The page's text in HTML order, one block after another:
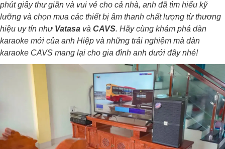
phút giây thư giãn và vui vẻ cho cả nhà, anh đã tìm hiểu kỹ
lưỡng và chọn mua các thiết bị âm thanh chất lượng từ thương
hiệu uy tín như Vatasa và CAVS. Hãy cùng khám phá dàn
karaoke mới của anh Hiệp và những trải nghiệm mà dàn
karaoke CAVS mang lại cho gia đình anh dưới đây nhé!